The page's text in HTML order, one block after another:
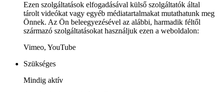
Ezen szolgáltatások elfogadásával külső szolgáltatók által
tárolt videókat vagy egyéb médiatartalmakat mutathatunk meg
Önnek. Az Ön beleegyezésével az alábbi, harmadik féltől
származó szolgáltatásokat használjuk ezen a weboldalon:
Vimeo, YouTube
Szükséges
Mindig aktív